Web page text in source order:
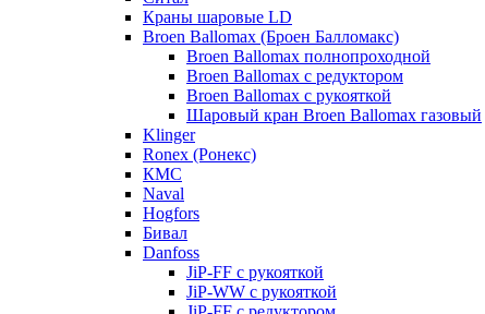
Краны шаровые LD
Broen Ballomax (Броен Балломакс)
Broen Ballomax полнопроходной
Broen Ballomax с редуктором
Broen Ballomax с рукояткой
Шаровый кран Broen Ballomax газовый
Klinger
Ronex (Ронекс)
КМС
Naval
Hogfors
Бивал
Danfoss
JiP-FF с рукояткой
JiP-WW с рукояткой